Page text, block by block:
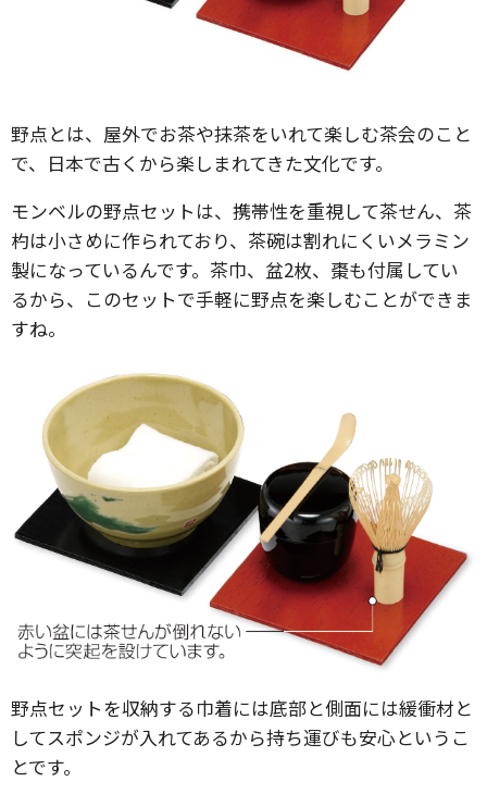
野点とは、屋外でお茶や抹茶をいれて楽しむ茶会のこと
で、日本で古くから楽しまれてきた文化です。
モンベルの野点セットは、携帯性を重視して茶せん、茶
杓は小さめに作られており、茶碗は割れにくいメラミン
製になっているんです。茶巾、盆2枚、棗も付属してい
るから、このセットで手軽に野点を楽しむことができま
すね。
野点セットを収納する巾着には底部と側面には緩衝材と
してスポンジが入れてあるから持ち運びも安心というこ
とです。